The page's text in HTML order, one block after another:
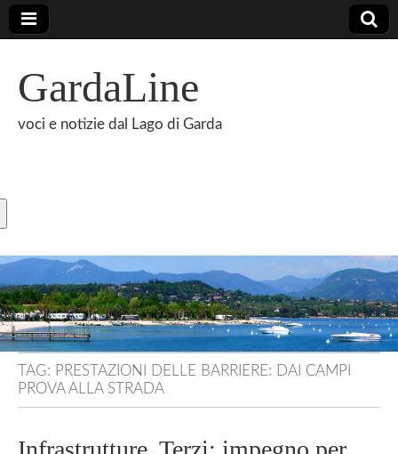
GardaLine
voci e notizie dal Lago di Garda
TAG: PRESTAZIONI DELLE BARRIERE: DAI CAMPI
PROVA ALLA STRADA